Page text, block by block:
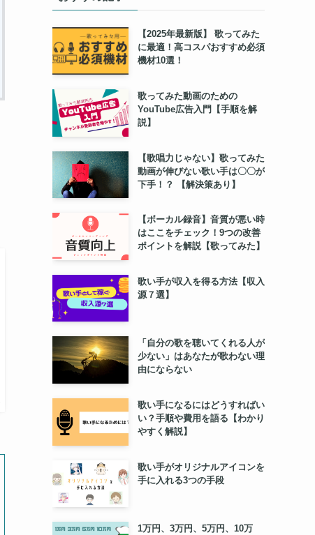
【2025年最新版】 歌ってみた
に最適！高コスパおすすめ必須
機材10選！
歌ってみた動画のための
YouTube広告入門【手順を解
説】
【歌唱力じゃない】歌ってみた
動画が伸びない歌い手は〇〇が
下手！？ 【解決策あり】
【ボーカル録音】音質が悪い時
はここをチェック！9つの改善
ポイントを解説【歌ってみた】
歌い手が収入を得る方法【収入
源７選】
「自分の歌を聴いてくれる人が
少ない」はあなたが歌わない理
由にならない
歌い手になるにはどうすればい
い？手順や費用を語る【わかり
やすく解説】
歌い手がオリジナルアイコンを
手に入れる3つの手段
1万円、3万円、5万円、10万